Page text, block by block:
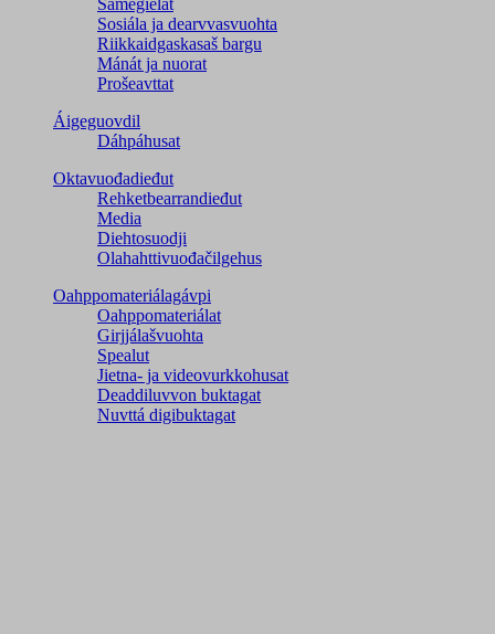
Sámegielat
Sosiála ja dearvvasvuohta
Riikkaidgaskasaš bargu
Mánát ja nuorat
Prošeavttat
Áigeguovdil
Dáhpáhusat
Oktavuođadieđut
Rehketbearrandieđut
Media
Diehtosuodji
Olahahttivuođačilgehus
Oahppomateriálagávpi
Oahppomateriálat
Girjjálašvuohta
Spealut
Jietna- ja videovurkkohusat
Deaddiluvvon buktagat
Nuvttá digibuktagat